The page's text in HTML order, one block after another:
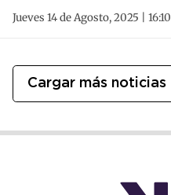
Jueves 14 de Agosto, 2025 | 16:10
Cargar más noticias